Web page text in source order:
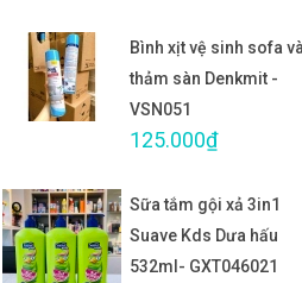
Bình xịt vệ sinh sofa và
thảm sàn Denkmit -
VSN051
125.000₫
Sữa tắm gội xả 3in1
Suave Kds Dưa hấu
532ml- GXT046021